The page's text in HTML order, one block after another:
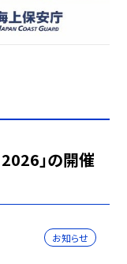
」の開催
お知らせ